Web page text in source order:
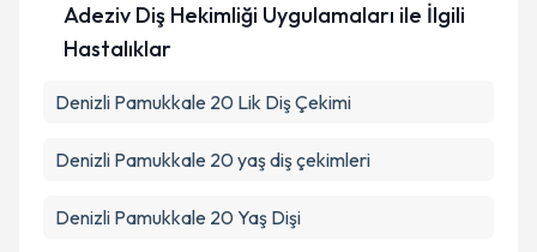
Adeziv Diş Hekimliği Uygulamaları ile İlgili
Hastalıklar
Denizli Pamukkale 20 Lik Diş Çekimi
Denizli Pamukkale 20 yaş diş çekimleri
Denizli Pamukkale 20 Yaş Dişi